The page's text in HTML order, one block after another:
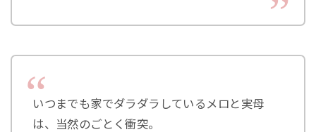
いつまでも家でダラダラしているメロと実母
は、当然のごとく衝突。